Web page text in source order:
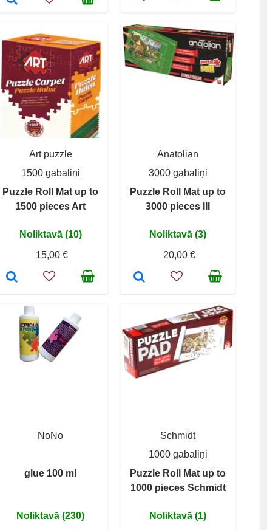
Art puzzle
1500 gabaliņi
Puzzle Roll Mat up to
1500 pieces Art
Noliktavā (10)
15,00 €
Anatolian
3000 gabaliņi
Puzzle Roll Mat up to
3000 pieces III
Noliktavā (3)
20,00 €
NoNo
glue 100 ml
Noliktavā (230)
Schmidt
1000 gabaliņi
Puzzle Roll Mat up to
1000 pieces Schmidt
Noliktavā (1)